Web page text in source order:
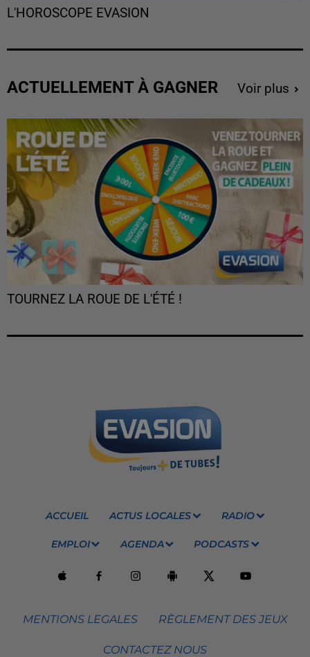
L'HOROSCOPE EVASION
ACTUELLEMENT À GAGNER Voir plus
TOURNEZ LA ROUE DE L'ÉTÉ !
ACCUEIL ACTUS LOCALES RADIO
EMPLOI AGENDA PODCASTS
MENTIONS LEGALES RÈGLEMENT DES JEUX
CONTACTEZ NOUS